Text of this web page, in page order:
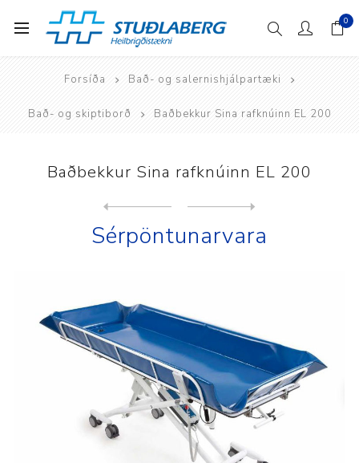
0
Forsíða Bað- og salernishjálpartæki
Bað- og skiptiborð Baðbekkur Sina rafknúinn EL 200
Baðbekkur Sina rafknúinn EL 200
Sérpöntunarvara